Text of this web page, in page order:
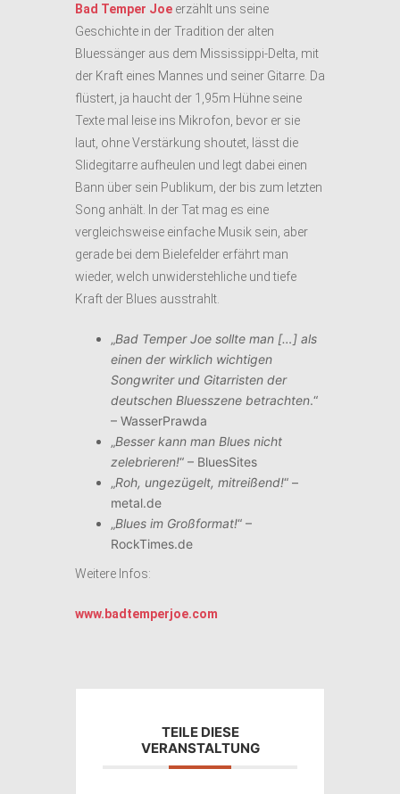
Bad Temper Joe erzählt uns seine
Geschichte in der Tradition der alten
Bluessänger aus dem Mississippi-Delta, mit
der Kraft eines Mannes und seiner Gitarre. Da
flüstert, ja haucht der 1,95m Hühne seine
Texte mal leise ins Mikrofon, bevor er sie
laut, ohne Verstärkung shoutet, lässt die
Slidegitarre aufheulen und legt dabei einen
Bann über sein Publikum, der bis zum letzten
Song anhält. In der Tat mag es eine
vergleichsweise einfache Musik sein, aber
gerade bei dem Bielefelder erfährt man
wieder, welch unwiderstehliche und tiefe
Kraft der Blues ausstrahlt.
„ Bad Temper Joe sollte man […] als
einen der wirklich wichtigen
Songwriter und Gitarristen der
deutschen Bluesszene betrachten.“
– WasserPrawda
„ Besser kann man Blues nicht
zelebrieren!“ – BluesSites
„ Roh, ungezügelt, mitreißend!“ –
metal.de
„ Blues im Großformat!“ –
RockTimes.de
Weitere Infos:
www.badtemperjoe.com
TEILE DIESE
VERANSTALTUNG